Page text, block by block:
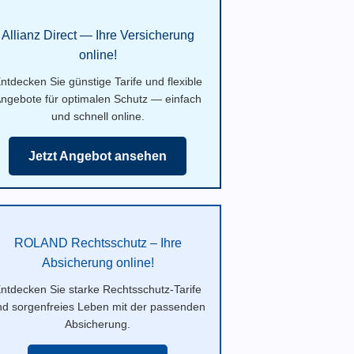
Allianz Direct — Ihre Versicherung
online!
Sie günstige Tarife und flexible
für optimalen Schutz — einfach
und schnell online.
Jetzt Angebot ansehen
ROLAND Rechtsschutz – Ihre
Absicherung online!
Sie starke Rechtsschutz-Tarife
sorgenfreies Leben mit der passenden
Absicherung.